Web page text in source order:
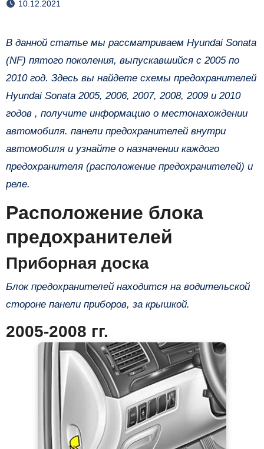
10.12.2021
В данной статье мы рассматриваем Hyundai Sonata
(NF) пятого поколения, выпускавшийся с 2005 по
2010 год. Здесь вы найдете схемы предохранителей
Hyundai Sonata 2005, 2006, 2007, 2008, 2009 и 2010
годов , получите информацию о местонахождении
автомобиля. панели предохранителей внутри
автомобиля и узнайте о назначении каждого
предохранителя (расположение предохранителей) и
реле.
Расположение блока
предохранителей
Приборная доска
Блок предохранителей находится на водительской
стороне панели приборов, за крышкой.
2005-2008 гг.